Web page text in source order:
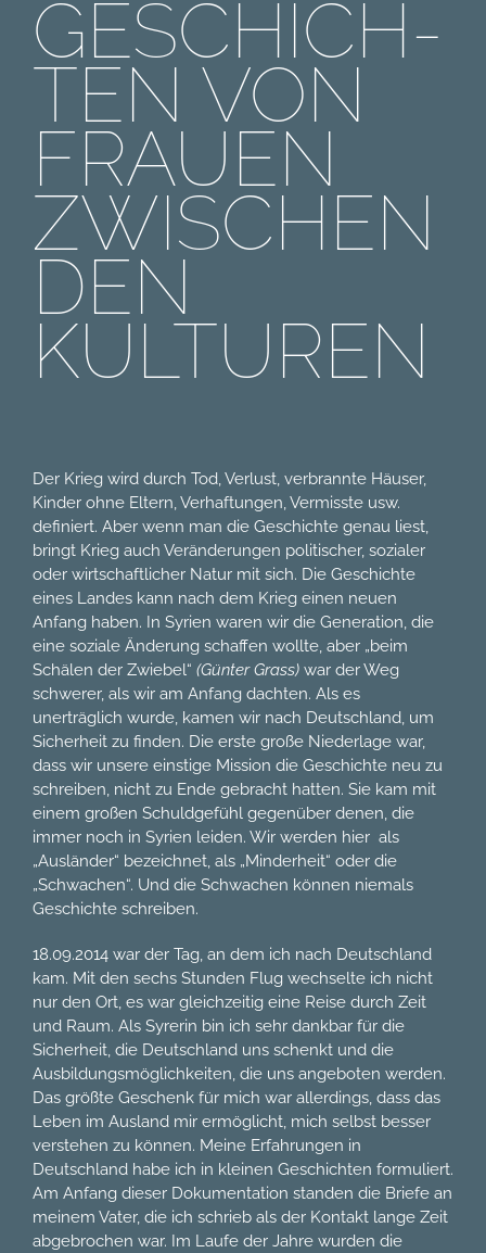
GESCHICH-
TEN VON
FRAUEN
ZWISCHEN
DEN
KULTUREN
Der Krieg wird durch Tod, Verlust, verbrannte Häuser,
Kinder ohne Eltern, Verhaftungen, Vermisste usw.
definiert. Aber wenn man die Geschichte genau liest,
bringt Krieg auch Veränderungen politischer, sozialer
oder wirtschaftlicher Natur mit sich. Die Geschichte
eines Landes kann nach dem Krieg einen neuen
Anfang haben. In Syrien waren wir die Generation, die
eine soziale Änderung schaffen wollte, aber „beim
Schälen der Zwiebel“ (Günter Grass)war der Weg
schwerer, als wir am Anfang dachten. Als es
unerträglich wurde, kamen wir nach Deutschland, um
Sicherheit zu finden. Die erste große Niederlage war,
dass wir unsere einstige Mission die Geschichte neu zu
schreiben, nicht zu Ende gebracht hatten. Sie kam mit
einem großen Schuldgefühl gegenüber denen, die
immer noch in Syrien leiden. Wir werden hier als
„Ausländer“ bezeichnet, als „Minderheit“ oder die
„Schwachen“. Und die Schwachen können niemals
Geschichte schreiben.
18.09.2014 war der Tag, an dem ich nach Deutschland
kam. Mit den sechs Stunden Flug wechselte ich nicht
nur den Ort, es war gleichzeitig eine Reise durch Zeit
und Raum. Als Syrerin bin ich sehr dankbar für die
Sicherheit, die Deutschland uns schenkt und die
Ausbildungsmöglichkeiten, die uns angeboten werden.
Das größte Geschenk für mich war allerdings, dass das
Leben im Ausland mir ermöglicht, mich selbst besser
verstehen zu können. Meine Erfahrungen in
Deutschland habe ich in kleinen Geschichten formuliert.
Am Anfang dieser Dokumentation standen die Briefe an
meinem Vater, die ich schrieb als der Kontakt lange Zeit
abgebrochen war. Im Laufe der Jahre wurden die